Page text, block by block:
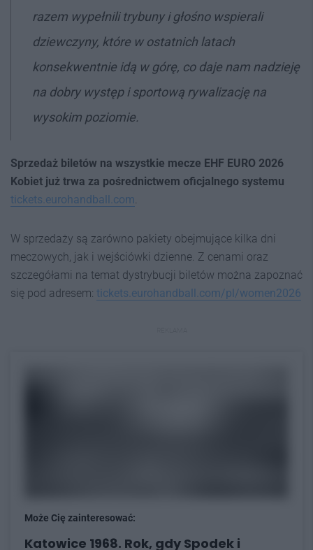
razem wypełnili trybuny i głośno wspierali
dziewczyny, które w ostatnich latach
konsekwentnie idą w górę, co daje nam nadzieję
na dobry występ i sportową rywalizację na
wysokim poziomie.
Sprzedaż biletów na wszystkie mecze EHF EURO 2026
Kobiet już trwa za pośrednictwem oficjalnego systemu
tickets.eurohandball.com.
W sprzedaży są zarówno pakiety obejmujące kilka dni
meczowych, jak i wejściówki dzienne. Z cenami oraz
szczegółami na temat dystrybucji biletów można zapoznać
się pod adresem: tickets.eurohandball.com/pl/women2026
Może Cię zainteresować:
Katowice 1968. Rok, gdy Spodek i